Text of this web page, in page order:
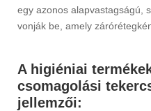
egy azonos alapvastagságú,
vonják be, amely
A higiéniai
csomagolási
jellemzői: